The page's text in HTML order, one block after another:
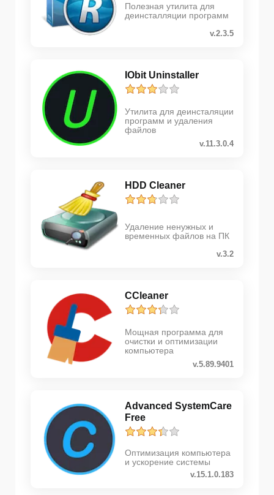
Полезная утилита для
деинсталляции программ
v.2.3.5
IObit Uninstaller
Утилита для деинсталяции
программ и удаления
файлов
v.11.3.0.4
HDD Cleaner
Удаление ненужных и
временных файлов на ПК
v.3.2
CCleaner
Мощная программа для
очистки и оптимизации
компьютера
v.5.89.9401
Advanced SystemCare
Free
Оптимизация компьютера
и ускорение системы
v.15.1.0.183